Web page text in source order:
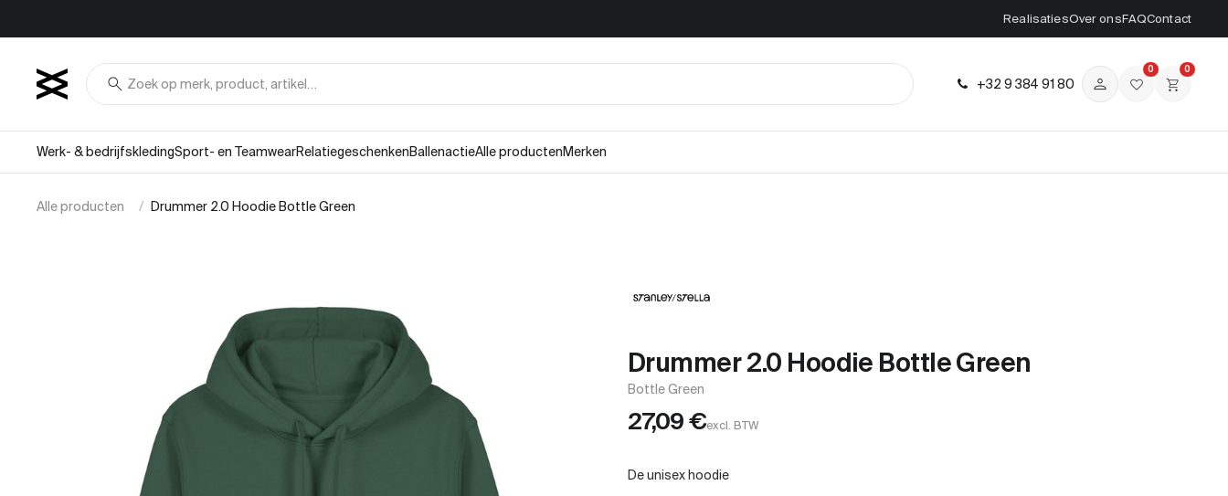
RealisatiesOver onsFAQContact
search
0
0
+32 9 384 91 80
Werk- & bedrijfskledingSport- en TeamwearRelatiegeschenkenBallenactieAlle productenMerken
Alle producten Drummer 2.0 Hoodie Bottle Green
Drummer 2.0 Hoodie Bottle Green
Bottle Green
27,09€excl. BTW